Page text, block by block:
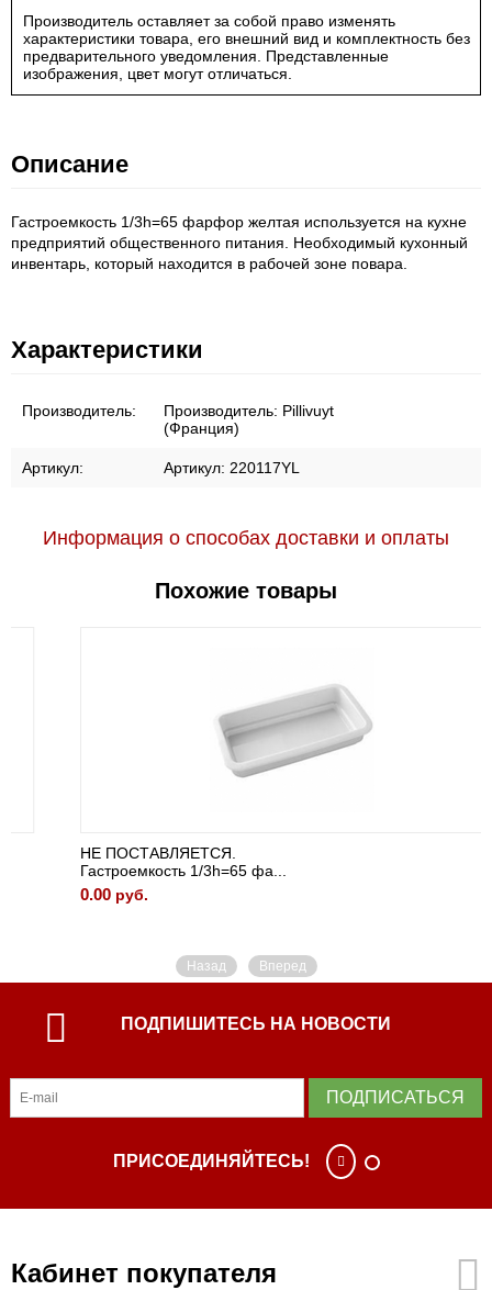
Производитель оставляет за собой право изменять
характеристики товара, его внешний вид и комплектность без
предварительного уведомления. Представленные
изображения, цвет могут отличаться.
Описание
Гастроемкость 1/3h=65 фарфор желтая используется на кухне
предприятий общественного питания. Необходимый кухонный
инвентарь, который находится в рабочей зоне повара.
Характеристики
Производитель: Производитель: Pillivuyt
(Франция)
Артикул: Артикул: 220117YL
Информация о способах доставки и оплаты
Похожие товары
НЕ ПОСТАВЛЯЕТСЯ.
Гастроемкость 1/3h=65 фа...
руб.
Назад Вперед
ПОДПИШИТЕСЬ НА НОВОСТИ
ПОДПИСАТЬСЯ
ПРИСОЕДИНЯЙТЕСЬ!
Кабинет покупателя